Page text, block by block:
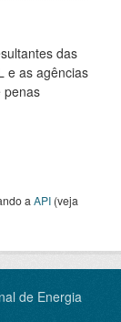
das
e as agências
penas
a API (veja
de Energia